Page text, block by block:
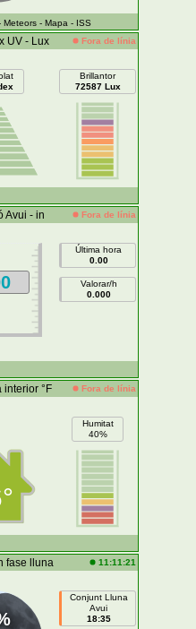
Meteors - Mapa - ISS
UV - Lux Fora de línia
Brillantor
72587 Lux
Avui - in Fora de línia
Última hora
0.00
Valorar/h
0.000
interior °F Fora de línia
Humitat
40%
fase lluna 11:11:21
Conjunt Lluna
Avui
18:35